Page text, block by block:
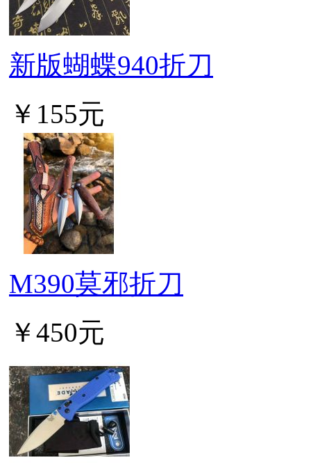
新版蝴蝶940折刀
￥155元
M390莫邪折刀
￥450元